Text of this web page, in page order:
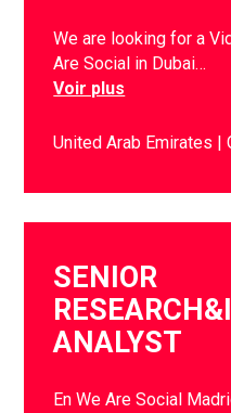
We are looking for a
Are Social in Dubai…
Voir plus
United Arab Emirates
SENIOR
ANALYST
En We Are Social